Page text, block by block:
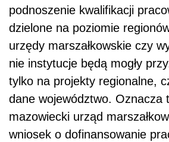
podnoszenie kwalifikacji
dzielone na poziomie
urzędy marszałkowskie czy
nie instytucje będą mogły
tylko na projekty regionalne,
dane województwo. Oznacza
mazowiecki urząd
wniosek o dofinansowanie